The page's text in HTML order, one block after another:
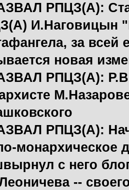
РПЦЗ(А):
И.Наговицын
за всей
новая
РПЦЗ(А):
РПЦЗ(А):
монархическое
с него
--